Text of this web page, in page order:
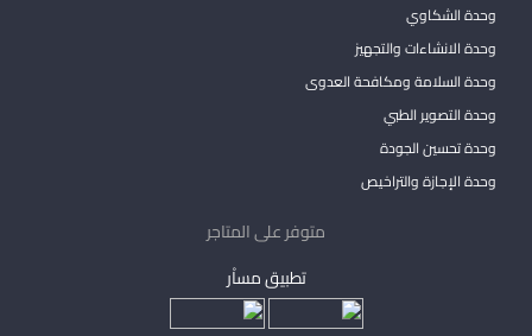
وحدة الشكاوي
وحدة الانشاءات والتجهيز
وحدة السلامة ومكافحة العدوى
وحدة التصوير الطبي
وحدة تحسين الجودة
وحدة الإجازة والتراخيص
متوفر على المتاجر
تطبيق مساْر